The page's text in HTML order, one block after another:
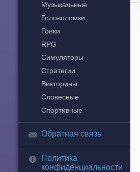
Музыкальные
Головоломки
Гонки
RPG
Симуляторы
Стратегии
Викторины
Словесные
Спортивные
Обратная связь
Политика
конфиденциальности